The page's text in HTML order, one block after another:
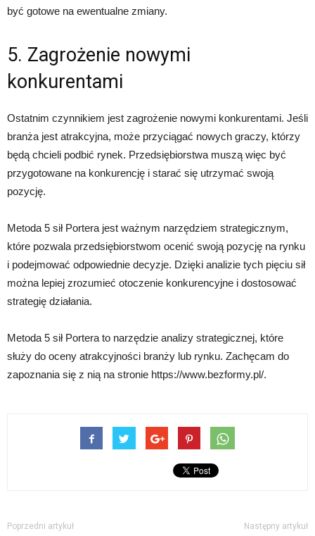
być gotowe na ewentualne zmiany.
5. Zagrożenie nowymi
konkurentami
Ostatnim czynnikiem jest zagrożenie nowymi konkurentami. Jeśli
branża jest atrakcyjna, może przyciągać nowych graczy, którzy
będą chcieli podbić rynek. Przedsiębiorstwa muszą więc być
przygotowane na konkurencję i starać się utrzymać swoją
pozycję.
Metoda 5 sił Portera jest ważnym narzędziem strategicznym,
które pozwala przedsiębiorstwom ocenić swoją pozycję na rynku
i podejmować odpowiednie decyzje. Dzięki analizie tych pięciu sił
można lepiej zrozumieć otoczenie konkurencyjne i dostosować
strategię działania.
Metoda 5 sił Portera to narzędzie analizy strategicznej, które
służy do oceny atrakcyjności branży lub rynku. Zachęcam do
zapoznania się z nią na stronie https://www.bezformy.pl/.
Poprzedni artykuł Następny artykuł